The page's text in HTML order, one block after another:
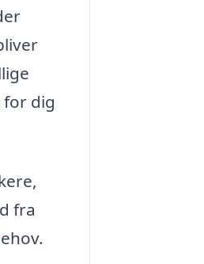
dig
fra